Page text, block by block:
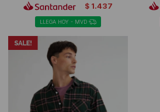
$ 1.437
LLEGA HOY - MVD